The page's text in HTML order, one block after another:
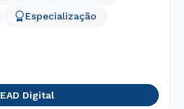
Especialização
EAD Digital